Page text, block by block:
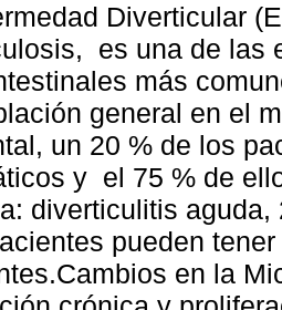
Diverticular
es una de las
más
general en el
un 20 % de los
y el 75 % de
diverticulitis aguda,
pueden
en la